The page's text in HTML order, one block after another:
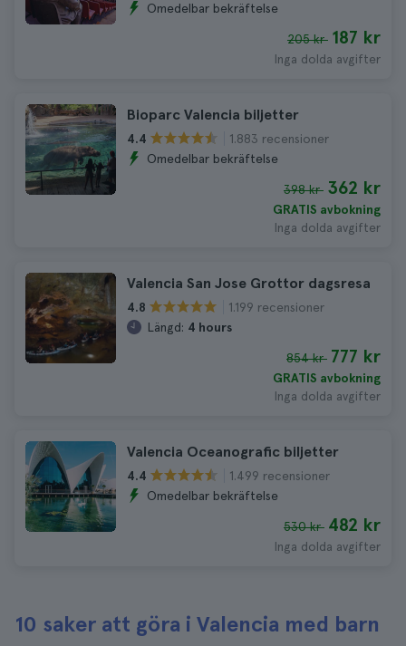
Omedelbar bekräftelse
205 kr 187 kr
Inga dolda avgifter
Bioparc Valencia biljetter
4.4
1.883 recensioner
Omedelbar bekräftelse
398 kr 362 kr
GRATIS avbokning
Inga dolda avgifter
Valencia San Jose Grottor dagsresa
4.8
1.199 recensioner
Längd: 4 hours
854 kr 777 kr
GRATIS avbokning
Inga dolda avgifter
Valencia Oceanografic biljetter
4.4
1.499 recensioner
Omedelbar bekräftelse
530 kr 482 kr
Inga dolda avgifter
10 saker att göra i Valencia med barn